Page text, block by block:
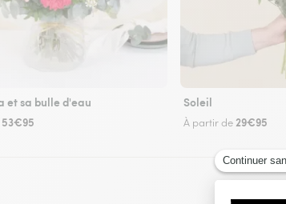
et sa bulle d'eau
53€95
Soleil
À partir de 29€95